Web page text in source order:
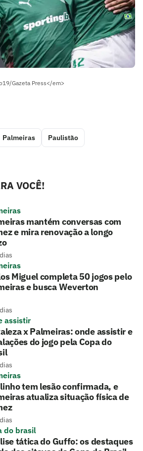
Gazeta Press</em>
Palmeiras Paulistão
VOCÊ!
mantém conversas com
e mira renovação a longo
Miguel completa 50 jogos pelo
e busca Weverton
assistir
x Palmeiras: onde assistir e
do jogo pela Copa do
tem lesão confirmada, e
atualiza situação física de
do brasil
tática do Guffo: os destaques